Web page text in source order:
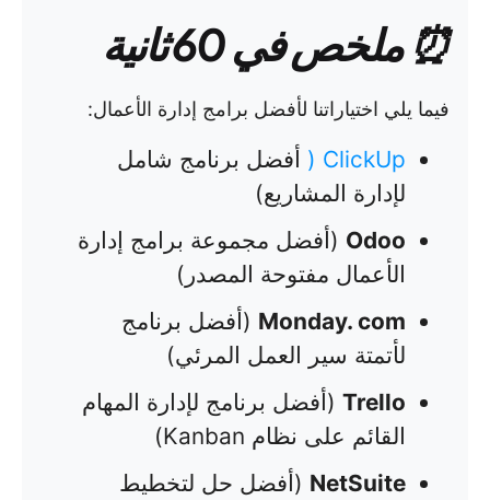
⏰ ملخص في 60 ثانية
فيما يلي اختياراتنا لأفضل برامج إدارة الأعمال:
ClickUp
( أفضل برنامج شامل
لإدارة المشاريع)
Odoo (أفضل مجموعة برامج إدارة
الأعمال مفتوحة المصدر)
Monday. com (أفضل برنامج
لأتمتة سير العمل المرئي)
Trello (أفضل برنامج لإدارة المهام
القائم على نظام Kanban)
NetSuite (أفضل حل لتخطيط